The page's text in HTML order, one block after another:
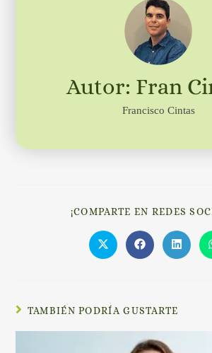
Autor: Fran
Francisco Cintas
¡COMPARTE EN REDES
TAMBIÉN PODRÍA GUSTARTE